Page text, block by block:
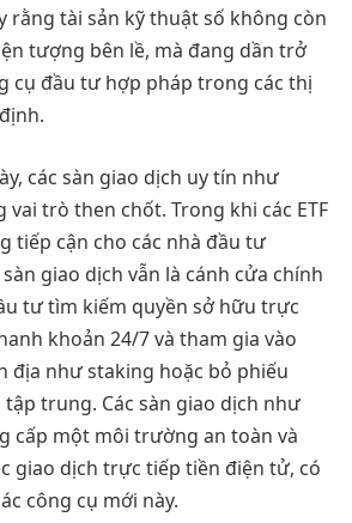
rằng tài sản kỹ thuật số không còn
tượng bên lề, mà đang dần trở
cụ đầu tư hợp pháp trong các thị
các sàn giao dịch uy tín như
vai trò then chốt. Trong khi các ETF
tiếp cận cho các nhà đầu tư
giao dịch vẫn là cánh cửa chính
tư tìm kiếm quyền sở hữu trực
khoản 24/7 và tham gia vào
địa như staking hoặc bỏ phiếu
trung. Các sàn giao dịch như
cấp một môi trường an toàn và
giao dịch trực tiếp tiền điện tử, có
công cụ mới này.